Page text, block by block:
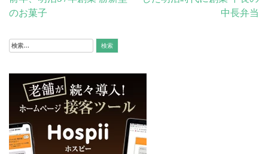
稿
ビ
ー
シ
ョ
ン
のお菓子
中長弁当
検